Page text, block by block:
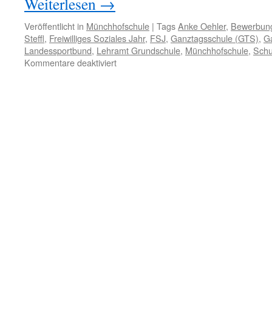
Veröffentlicht in Münchhofschule | TagsAnke Oehler,
Steffl, Freiwilliges Soziales Jahr, FSJ, Ganztagsschule (GTS),
Landessportbund, Lehramt Grundschule, Münchhofschule,
Kommentare deaktiviertfür